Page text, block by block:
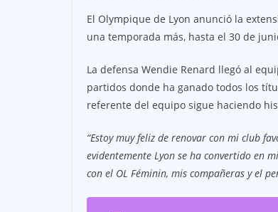
El Olympique de Lyon anunció la
una temporada más, hasta el 30 de
La defensa Wendie Renard llegó al
partidos donde ha ganado todos los
referente del equipo sigue haciendo
“Estoy muy feliz de renovar con mi club
evidentemente Lyon se ha convertido en
con el OL Féminin, mis compañeras y el